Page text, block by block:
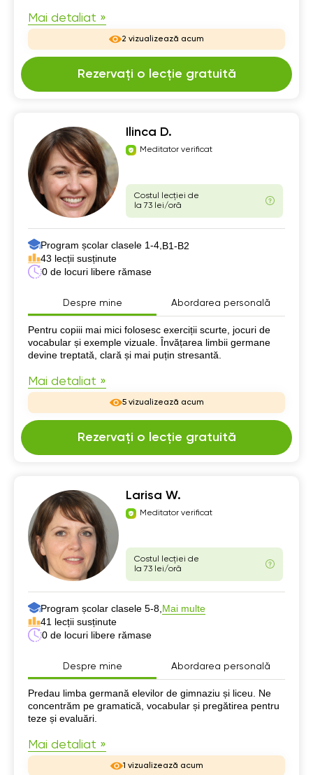
Mai detaliat »
2 vizualizează acum
Rezervați o lecție gratuită
Ilinca D.
Meditator verificat
Costul lecției de
la 73 lei/oră
Program școlar clasele 1-4, B1-B2
43 lecții susținute
0 de locuri libere rămase
Despre mine Abordarea personală
Despre mine
Pentru copiii mai mici folosesc exerciții scurte, jocuri de
vocabular și exemple vizuale. Învățarea limbii germane
devine treptată, clară și mai puțin stresantă.
Mai detaliat »
5 vizualizează acum
Rezervați o lecție gratuită
Larisa W.
Meditator verificat
Costul lecției de
la 73 lei/oră
Program școlar clasele 5-8, Mai multe
41 lecții susținute
0 de locuri libere rămase
Despre mine Abordarea personală
Despre mine
Predau limba germană elevilor de gimnaziu și liceu. Ne
concentrăm pe gramatică, vocabular și pregătirea pentru
teze și evaluări.
Mai detaliat »
1 vizualizează acum